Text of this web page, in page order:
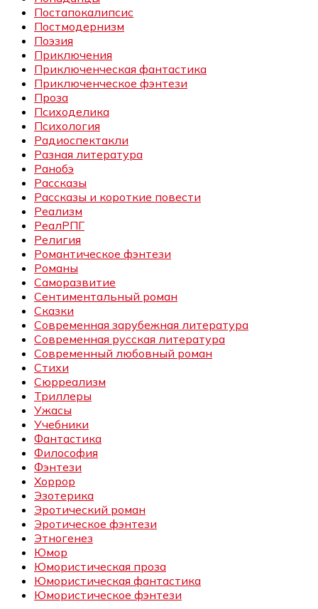
Постапокалипсис
Постмодернизм
Поэзия
Приключения
Приключенческая фантастика
Приключенческое фэнтези
Проза
Психоделика
Психология
Радиоспектакли
Разная литература
Ранобэ
Рассказы
Рассказы и короткие повести
Реализм
РеалРПГ
Религия
Романтическое фэнтези
Романы
Саморазвитие
Сентиментальный роман
Сказки
Современная зарубежная литература
Современная русская литература
Современный любовный роман
Стихи
Сюрреализм
Триллеры
Ужасы
Учебники
Фантастика
Философия
Фэнтези
Хоррор
Эзотерика
Эротический роман
Эротическое фэнтези
Этногенез
Юмор
Юмористическая проза
Юмористическая фантастика
Юмористическое фэнтези